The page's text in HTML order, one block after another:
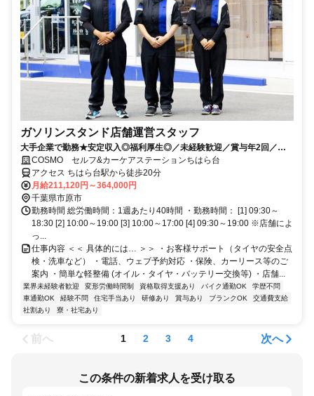
ガソリンスタンド店舗運営スタッフ
大手企業で勤務★安定収入◎福利厚生◎／未経験歓迎／賞与年2回／月9
～12日休み+休暇制度も充実◎／サービス残業無し
COSMO セルフ&カーケアステーションちはら台
アクセス ちはら台駅から徒歩20分
月給211,120円～364,000円
千葉県市原市
勤務時間 総労働時間：1週あたり40時間 ・勤務時間： [1] 09:30～
18:30 [2] 10:00～19:00 [3] 10:00～17:00 [4] 09:30～19:00 ※店舗によ
っ...
仕事内容 ＜＜ 具体的には… ＞＞ ・お客様サポート（タイヤの安全点
検・洗車など） ・電話、ウェブ予約対応 ・保険、カーリース等のご
案内 ・簡単な軽整備 (オイル・タイヤ・バッテリー交換等) ・店舗...
業界未経験者歓迎 変形労働時間制 資格取得支援あり バイク通勤OK
学歴不問
車通勤OK
経験不問 住宅手当あり 研修あり 賞与あり ブランクOK
交通費支給
社割あり
寮・社宅あり
前へ 1 2 3 4 次へ
この条件の新着求人を受け取る